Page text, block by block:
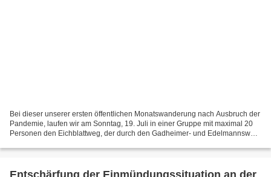
Bei dieser unserer ersten öffentlichen Monatswanderung nach Ausbruch der
Pandemie, laufen wir am Sonntag, 19. Juli in einer Gruppe mit maximal 20
Personen den Eichblattweg, der durch den Gadheimer- und Edelmannswald
Entschärfung der Einmündungssituation an der